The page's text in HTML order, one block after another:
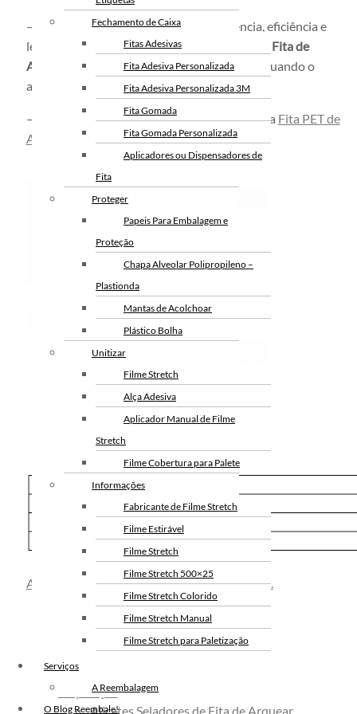
Fechamento de Caixa
Fitas Adesivas
Fita Adesiva Personalizada
Fita Adesiva Personalizada 3M
Fita Gomada
Fita Gomada Personalizada
Aplicadores ou Dispensadores de
Fita
Proteger
Papeis Para Embalagem e
Proteção
Chapa Alveolar Polipropileno –
Plastionda
Mantas de Acolchoar
Plástico Bolha
Unitizar
Filme Stretch
Alça Adesiva
Aplicador Manual de Filme
Stretch
Filme Cobertura para Palete
Informações
Fabricante de Filme Stretch
Filme Estirável
Filme Stretch
Filme Stretch 500×25
Filme Stretch Colorido
Filme Stretch Manual
Filme Stretch para Paletização
Filme Stretch Preto
Fita de Arquear PET
Serviços
A Reembalagem
O Blog Reembale!
Arqueação
Alicates Seladores de Fita de Arquear
– Vantagens como durabilidade, resistência, eficiência e
leveza tornam o
Alicate Selador Vertical para Fita de
Arquear WSV16
ferramenta muito popular quando o
assunto é arqueação.
– A ferramenta é essencial para a utilização da Fita PET de
Arquear.
Acesse nosso portfólio completo de soluções.